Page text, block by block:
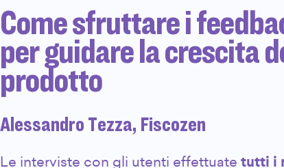
Come sfruttare i
per guidare la crescita
prodotto
Alessandro Tezza, Fiscozen
Le interviste con gli utenti effettuate tutti i